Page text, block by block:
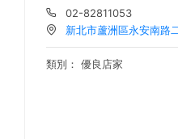
02-82811053
新北市蘆洲區永安南路
類別： 優良店家